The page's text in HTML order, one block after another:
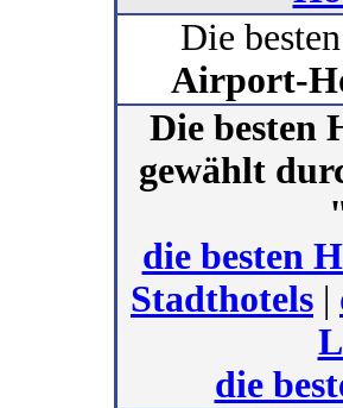
Die
Airport-
Die besten
gewählt
die besten
Stadthotels |
die